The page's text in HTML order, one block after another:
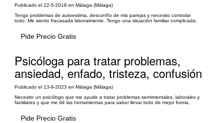
Publicado el 22-5-2018 en Málaga (Málaga)
Tengo problemas de autoestima, desconfío de mis parejas y necesito controlar
todo. Me siento fracasada laboralmente. Tengo una situación familiar complicada.
Pide Precio Gratis
Psicóloga para tratar problemas,
ansiedad, enfado, tristeza, confusión
Publicado el 13-9-2023 en Málaga (Málaga)
Necesito un psicólogo que me ayude a tratar problemas sentimentales, laborales y
familiares y que me dé las herramientas para saber llevar todo de mejor forma.
Pide Precio Gratis